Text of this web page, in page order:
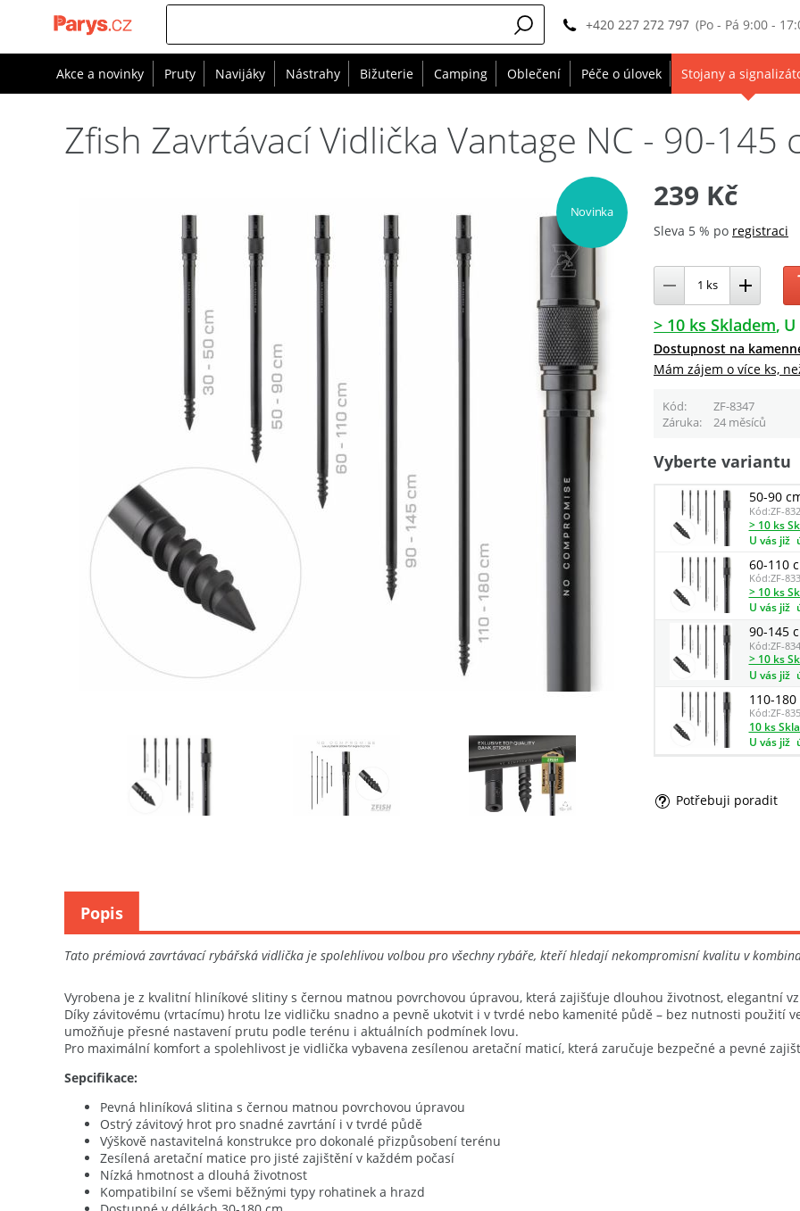
+420 227 272 797 (Po - Pá 9:00 -
Akce a novinky Pruty Navijáky Nástrahy Bižuterie Camping Oblečení Péče o úlovek Stojany a
Zfish Zavrtávací Vidlička Vantage NC - 90-145
Novinka 239 Kč
Sleva 5 % po registraci
> 10 ks Skladem
Dostupnost na
Mám zájem o více ks,
Kód
ZF-8347
Záruka
24 měsíců
Vyberte variantu
50-90
Kód:ZF-
> 10 ks
U vás již
60-110
Kód:ZF-
> 10 ks
U vás již
90-145
Kód:ZF-
> 10 ks
U vás již
110-180
Kód:ZF-
10 ks
U vás již
Potřebuji poradit
Tato prémiová zavrtávací rybářská vidlička je spolehlivou volbou pro všechny rybáře, kteří hledají nekompromisní kvalitu v
Vyrobena je z kvalitní hliníkové slitiny s černou matnou povrchovou úpravou, která zajišťuje dlouhou životnost, elegantní
Díky závitovému (vrtacímu) hrotu lze vidličku snadno a pevně ukotvit i v tvrdé nebo kamenité půdě – bez nutnosti použití
umožňuje přesné nastavení prutu podle terénu i aktuálních podmínek lovu.
Pro maximální komfort a spolehlivost je vidlička vybavena zesílenou aretační maticí, která zaručuje bezpečné a pevné
Sepcifikace:
Pevná hliníková slitina s černou matnou povrchovou úpravou
Ostrý závitový hrot pro snadné zavrtání i v tvrdé půdě
Výškově nastavitelná konstrukce pro dokonalé přizpůsobení terénu
Zesílená aretační matice pro jisté zajištění v každém počasí
Nízká hmotnost a dlouhá životnost
Kompatibilní se všemi běžnými typy rohatinek a hrazd
Popis